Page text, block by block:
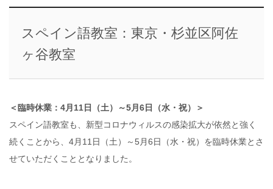
スペイン語教室：東京・杉並区阿佐
ヶ谷教室
＜臨時休業：4月11日（土）～5月6日（水・祝）＞
スペイン語教室も、新型コロナウィルスの感染拡大が依然と強く
続くことから、4月11日（土）～5月6日（水・祝）を臨時休業とさ
せていただくこととなりました。